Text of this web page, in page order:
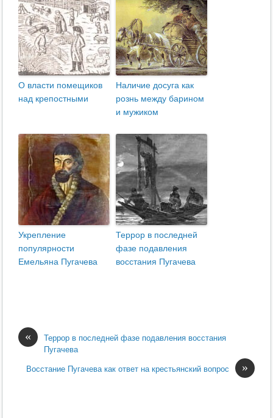
О власти помещиков
над крепостными
Наличие досуга как
рознь между барином
и мужиком
Укрепление
популярности
Емельяна Пугачева
Террор в последней
фазе подавления
восстания Пугачева
«
Террор в последней фазе подавления восстания
Пугачева
»
Восстание Пугачева как ответ на крестьянский вопрос